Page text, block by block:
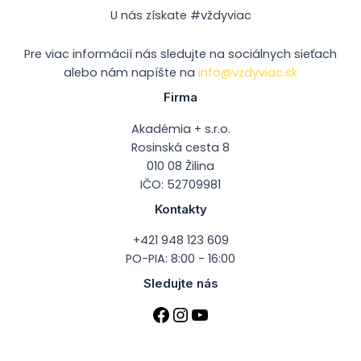
U nás získate #vždyviac
Pre viac informácií nás sledujte na sociálnych sieťach
alebo nám napíšte na info@vzdyviac.sk
Firma
Akadémia + s.r.o.
Rosinská cesta 8
010 08 Žilina
IČO: 52709981
Kontakty
+421 948 123 609
PO-PIA: 8:00 - 16:00
Sledujte nás